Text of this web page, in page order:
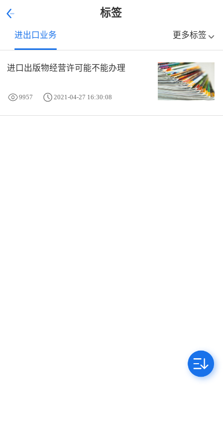
标签
进出口业务 更多标签
进口出版物经营许可能不能办理
9957 2021-04-27 16:30:08